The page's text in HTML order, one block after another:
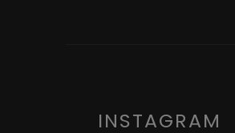
INSTAGRAM